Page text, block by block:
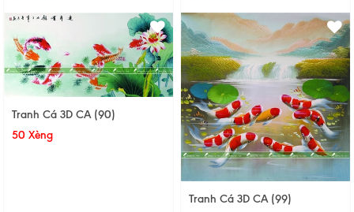
Tranh Cá 3D CA (90)
50 Xèng
Tranh Cá 3D CA (99)